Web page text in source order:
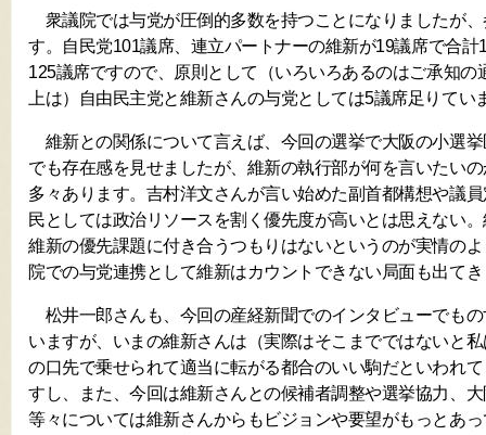
衆議院では与党が圧倒的多数を持つことになりましたが
す。自民党101議席、連立パートナーの維新が19議席で合計
125議席ですので、原則として（いろいろあるのはご承知の
上は）自由民主党と維新さんの与党としては5議席足りてい
維新との関係について言えば、今回の選挙で大阪の小選
でも存在感を見せましたが、維新の執行部が何を言いたい
多々あります。吉村洋文さんが言い始めた副首都構想や議
民としては政治リソースを割く優先度が高いとは思えない
維新の優先課題に付き合うつもりはないというのが実情の
院での与党連携として維新はカウントできない局面も出て
松井一郎さんも、今回の産経新聞でのインタビューでも
いますが、いまの維新さんは（実際はそこまでではないと
の口先で乗せられて適当に転がる都合のいい駒だといわれ
すし、また、今回は維新さんとの候補者調整や選挙協力、
等々については維新さんからもビジョンや要望がもっとあ